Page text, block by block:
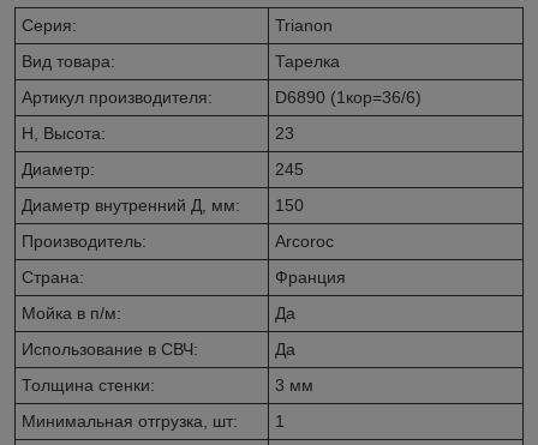
Серия:
Trianon
Вид товара:
Тарелка
Артикул производителя:
D6890 (1кор=36/6)
H, Высота:
23
Диаметр:
245
Диаметр внутренний Д, мм:
150
Производитель:
Arcoroc
Страна:
Франция
Мойка в п/м:
Да
Использование в СВЧ:
Да
Толщина стенки:
3 мм
Минимальная отгрузка, шт:
1